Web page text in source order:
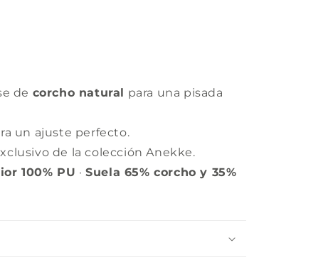
de corcho natural para una pisada
un ajuste perfecto.
de la colección Anekke.
100% PU ·Suela 65% corcho y 35%